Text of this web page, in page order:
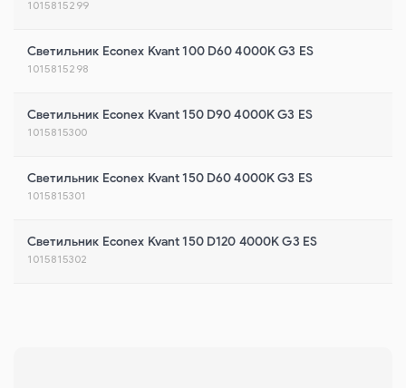
1015815299
Светильник Econex Kvant 100 D60 4000K G3 ES
1015815298
Светильник Econex Kvant 150 D90 4000K G3 ES
1015815300
Светильник Econex Kvant 150 D60 4000K G3 ES
1015815301
Светильник Econex Kvant 150 D120 4000K G3 ES
1015815302